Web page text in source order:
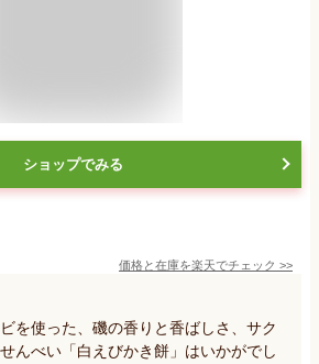
ショップでみる
価格と在庫を楽天でチェック >>
を使った、磯の香りと香ばしさ、サク
んべい「白えびかき餅」はいかがでし